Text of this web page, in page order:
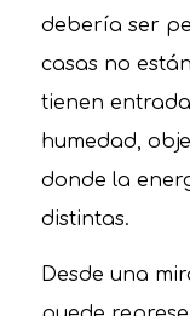
debería ser
casas no
tienen
humedad,
donde la
distintas.
Desde una